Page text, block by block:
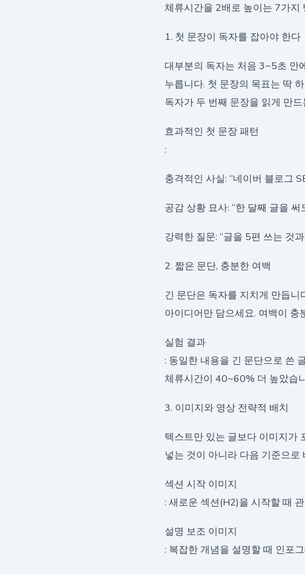
체류시간을 2배로 높이는 7가지
1. 첫 문장이 독자를 잡아야 한다
대부분의 독자는 처음 3~5초 안
누릅니다. 첫 문장의 목표는 딱
독자가 두 번째 문장을 읽게 만드
효과적인 첫 문장 패턴
:
충격적인 사실: “네이버 블로그
공감 상황 묘사: “한 달째 글을
강력한 질문: “글을 5편 쓰는 것
2. 짧은 문단, 충분한 여백
긴 문단은 독자를 지치게 만듭
아이디어만 담으세요. 여백이 충
실험 결과
: 동일한 내용을 긴 문단으로 쓴
체류시간이 40~60% 더 높았습
3. 이미지와 영상 전략적 배치
텍스트만 있는 글보다 이미지가
넣는 것이 아니라 다음 기준으로
섹션 시작 이미지
: 새로운 섹션(H2)을 시작할 때
설명 보조 이미지
: 복잡한 개념을 설명할 때 인포